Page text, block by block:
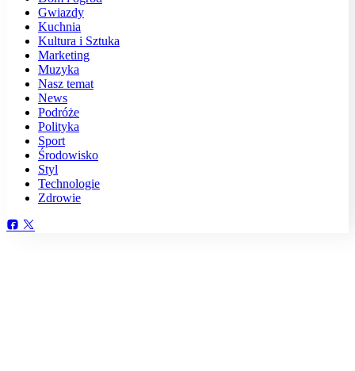
Gwiazdy
Kuchnia
Kultura i Sztuka
Marketing
Muzyka
Nasz temat
News
Podróże
Polityka
Sport
Środowisko
Styl
Technologie
Zdrowie